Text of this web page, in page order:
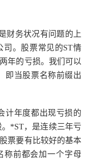
财务状况有问题的上
司。股票常见的ST情
年的亏损。我们可以
即当股票名称前缀出
计年度都出现亏损的
*ST，是连续三年亏
票要有比较好的基本
称前都会加一个字母